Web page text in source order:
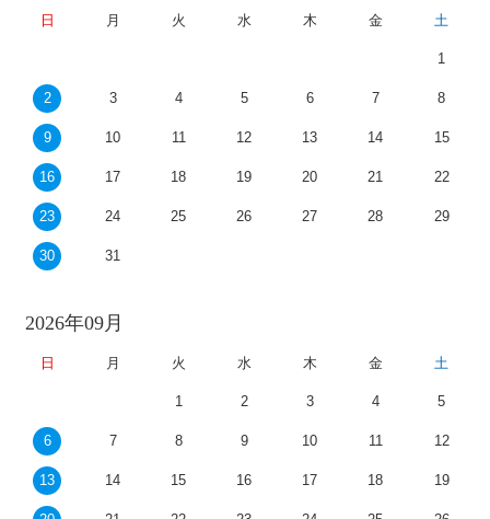
日 月 火 水 木 金 土
1
2 3 4 5 6 7 8
9 10 11 12 13 14 15
16 17 18 19 20 21 22
23 24 25 26 27 28 29
30 31
2026年09月
日 月 火 水 木 金 土
1 2 3 4 5
6 7 8 9 10 11 12
13 14 15 16 17 18 19